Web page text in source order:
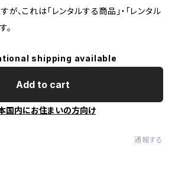
が、これは「レンタルする商品」・「レンタル
。
shipping available
Add to cart
国内にお住まいの方向け
通報する